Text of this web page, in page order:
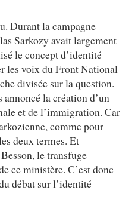
Durant la campagne
Sarkozy avait largement
le concept d’identité
les voix du Front National
divisée sur la question.
la création d’un
et de l’immigration. Car
comme pour
deux termes. Et
le transfuge
ce ministère. C’est donc
débat sur l’identité